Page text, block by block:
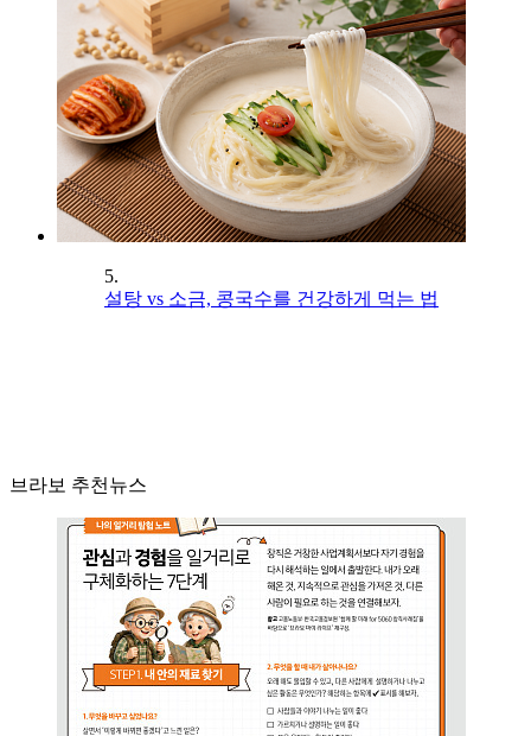
5.
설탕 vs 소금, 콩국수를 건강하게 먹는 법
브라보 추천뉴스